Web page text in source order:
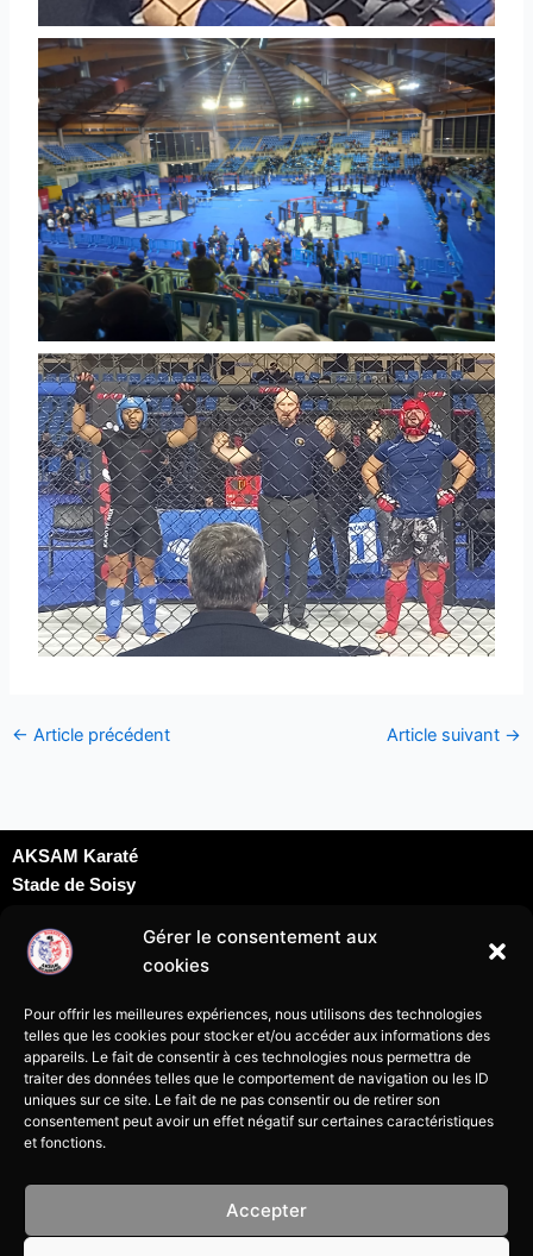
Gérer le consentement aux
cookies
Pour offrir les meilleures expériences, nous utilisons des technologies
telles que les cookies pour stocker et/ou accéder aux informations des
appareils. Le fait de consentir à ces technologies nous permettra de
traiter des données telles que le comportement de navigation ou les ID
uniques sur ce site. Le fait de ne pas consentir ou de retirer son
consentement peut avoir un effet négatif sur certaines caractéristiques
et fonctions.
Accepter
← Article précédent Article suivant →
AKSAM Karaté
Stade de Soisy
Rue du docteur Schweitzer
95230 Soisy sous Montmorency
07 69 24 09 69
Politique de cookies